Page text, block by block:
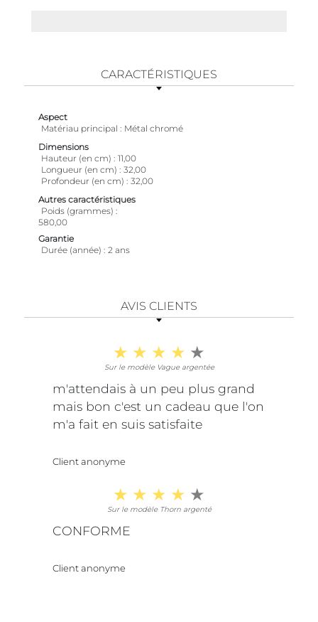
CARACTÉRISTIQUES
Aspect
Matériau principal
Métal chromé
Dimensions
Hauteur (en cm)
11,00
Longueur (en cm)
32,00
Profondeur (en cm)
32,00
Autres caractéristiques
Poids (grammes)
580,00
Garantie
Durée (année)
2 ans
AVIS CLIENTS
Sur le modèle Vague argentée
m'attendais à un peu plus grand
mais bon c'est un cadeau que l'on
m'a fait en suis satisfaite
Client anonyme
Sur le modèle Thorn argenté
CONFORME
Client anonyme